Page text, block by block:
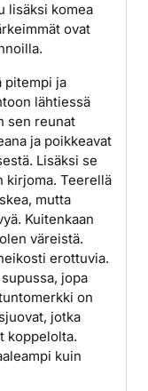
lisäksi komea
ovat
pitempi ja
lähtiessä
sen reunat
ja poikkeavat
Lisäksi se
kirjoma. Teerellä
mutta
Kuitenkaan
väreistä.
erottuvia.
jopa
on
jotka
koppelolta.
kuin